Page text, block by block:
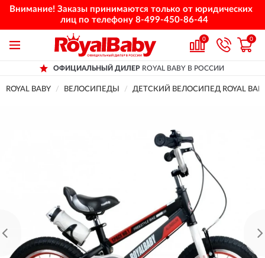
Внимание! Заказы принимаются только от юридических
лиц по телефону 8-499-450-86-44
0 0
ОФИЦИАЛЬНЫЙ ДИЛЕР ROYAL BABY В РОССИИ
ROYAL BABY ВЕЛОСИПЕДЫ ДЕТСКИЙ ВЕЛОСИПЕД ROYAL